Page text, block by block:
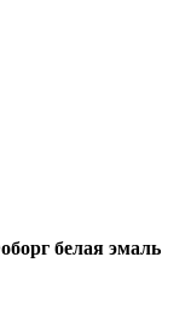
белая эмаль